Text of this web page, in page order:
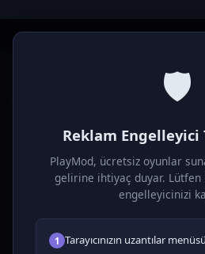
🛡️
Reklam
PlayMod, ücretsiz oyunlar
gelirine ihtiyaç duyar.
engelleyicinizi
1 Tarayıcınızın uzantılar
Ücretsiz online HTML5 oyunlar!
Tüm Oyunlar
🗺️ Macera